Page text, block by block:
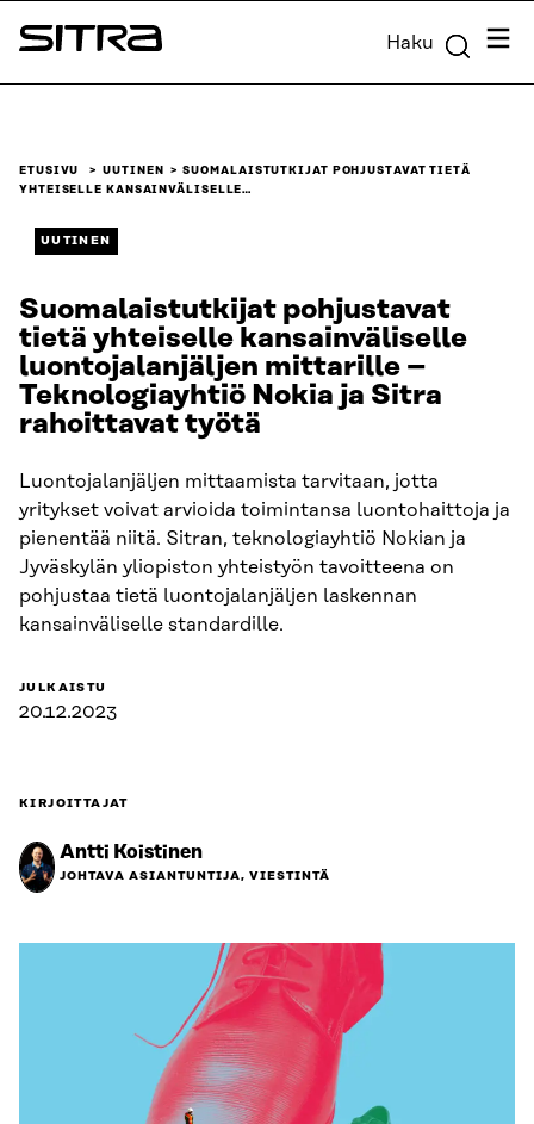
Siirry
suoraan
Sitra Haku
ETUSIVU UUTINEN
SUOMALAISTUTKIJAT POHJUSTAVAT TIETÄ
YHTEISELLE KANSAINVÄLISELLE…
UUTINEN
Suomalaistutkijat pohjustavat
tietä yhteiselle kansainväliselle
luontojalanjäljen mittarille –
Teknologiayhtiö Nokia ja Sitra
rahoittavat työtä
Luontojalanjäljen mittaamista tarvitaan, jotta
yritykset voivat arvioida toimintansa luontohaittoja ja
pienentää niitä. Sitran, teknologiayhtiö Nokian ja
Jyväskylän yliopiston yhteistyön tavoitteena on
pohjustaa tietä luontojalanjäljen laskennan
kansainväliselle standardille.
JULKAISTU
20.12.2023
KIRJOITTAJAT
Antti Koistinen
JOHTAVA ASIANTUNTIJA, VIESTINTÄ